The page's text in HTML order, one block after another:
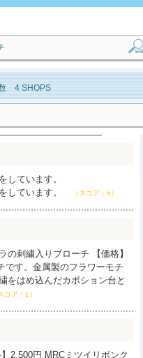
4 SHOPS
しています。
しています。
（スコア：6）
の刺繍入りブローチ 【価格】
です。金属製のフラワーモチ
をはめ込んだカボション台と
コア：1）
2,500円 MRCミツイリボンク